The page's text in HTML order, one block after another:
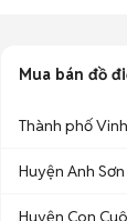
Mua bán đồ
Thành phố Vinh
Huyện Anh Sơn
Huyện Con